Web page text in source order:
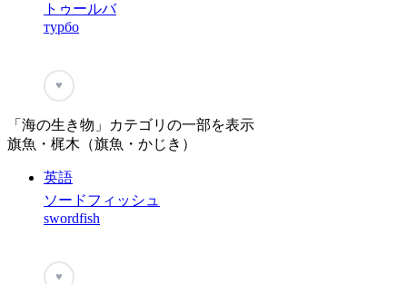
トゥールバ
турбо
♥
「海の生き物」カテゴリの一部を表示
旗魚・梶木（旗魚・かじき）
英語
ソードフィッシュ
swordfish
♥